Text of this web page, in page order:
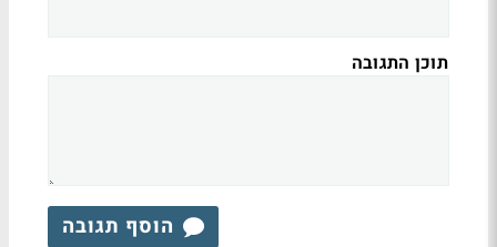
תוכן התגובה
הוסף תגובה